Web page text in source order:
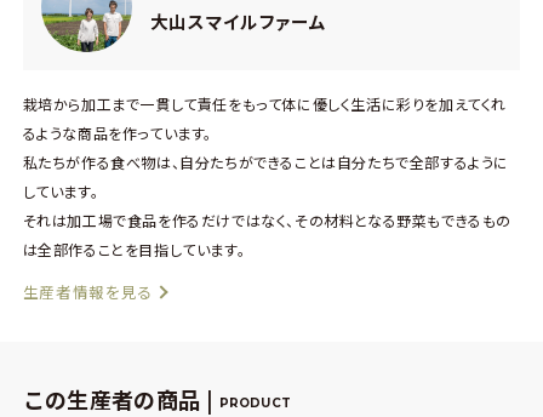
大山スマイルファーム
栽培から加工まで一貫して責任をもって体に優しく生活に彩りを加えてくれ
るような商品を作っています。
私たちが作る食べ物は、自分たちができることは自分たちで全部するように
しています。
それは加工場で食品を作るだけではなく、その材料となる野菜もできるもの
は全部作ることを目指しています。
生産者情報を見る
この生産者の商品 | PRODUCT